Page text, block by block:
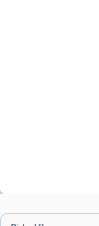
presidit
Santes de